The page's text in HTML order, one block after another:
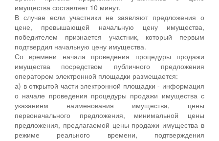
имущества составляет 10 минут.
В случае если участники не заявляют предложения о
цене, превышающей начальную цену имущества,
победителем признается участник, который первым
подтвердил начальную цену имущества.
Со времени начала проведения процедуры продажи
имущества посредством публичного предложения
оператором электронной площадки размещается:
а) в открытой части электронной площадки - информация
о начале проведения процедуры продажи имущества с
указанием наименования имущества, цены
первоначального предложения, минимальной цены
предложения, предлагаемой цены продажи имущества в
режиме реального времени, подтверждения